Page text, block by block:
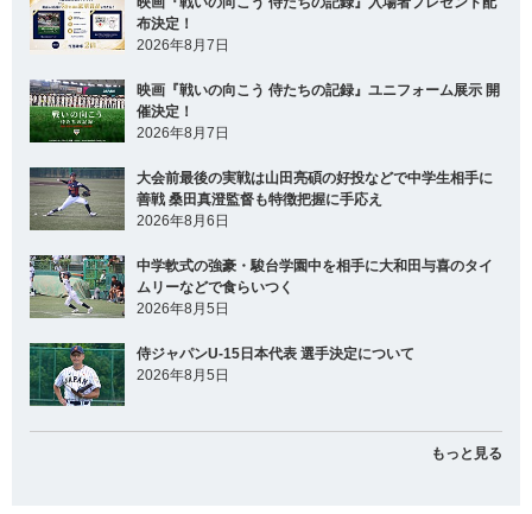
布決定！
2026年8月7日
映画『戦いの向こう 侍たちの記録』ユニフォーム展示 開
催決定！
2026年8月7日
大会前最後の実戦は山田亮碩の好投などで中学生相手に
善戦 桑田真澄監督も特徴把握に手応え
2026年8月6日
中学軟式の強豪・駿台学園中を相手に大和田与喜のタイ
ムリーなどで食らいつく
2026年8月5日
侍ジャパンU-15日本代表 選手決定について
2026年8月5日
もっと見る